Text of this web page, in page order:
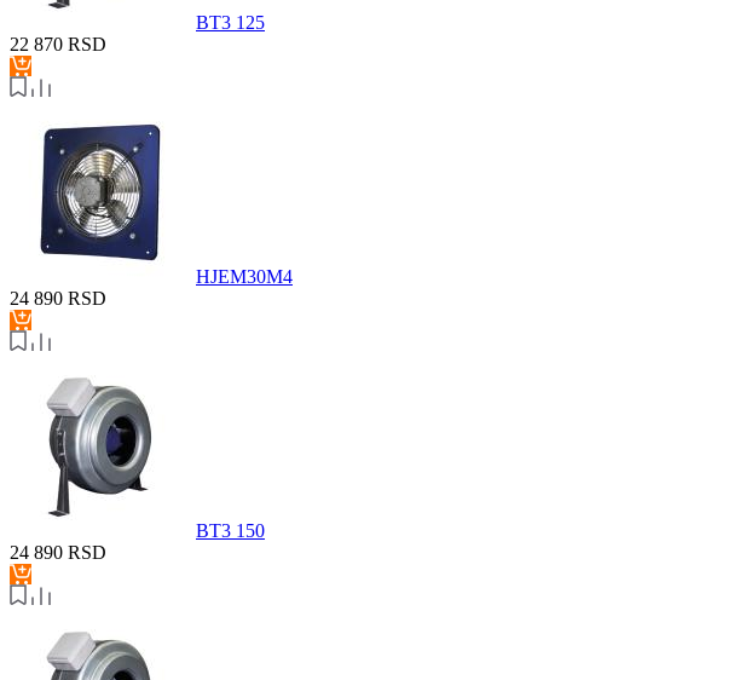
BT3 125
22 870 RSD
HJEM30M4
24 890 RSD
BT3 150
24 890 RSD